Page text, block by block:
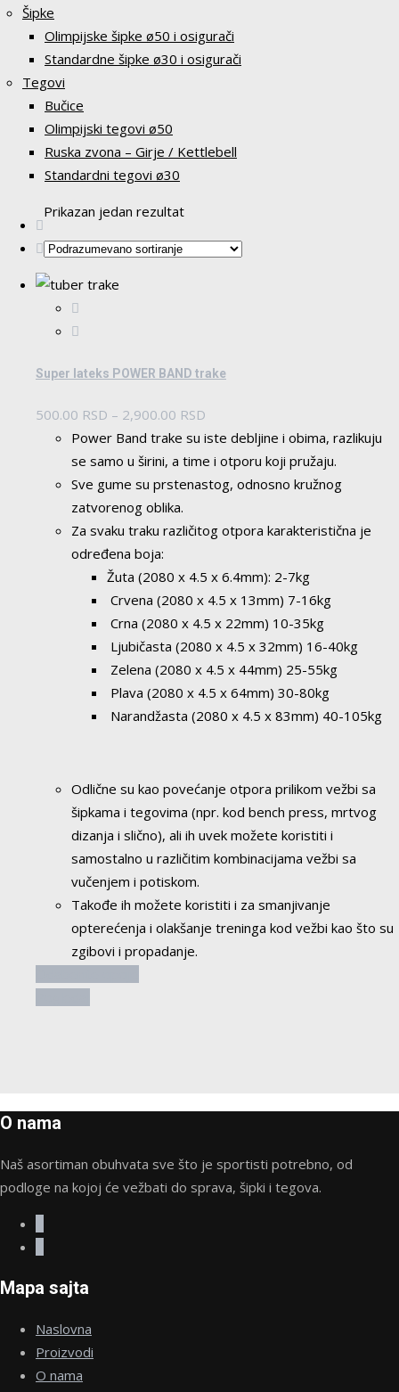
Šipke
Olimpijske šipke ø50 i osigurači
Standardne šipke ø30 i osigurači
Tegovi
Bučice
Olimpijski tegovi ø50
Ruska zvona – Girje / Kettlebell
Standardni tegovi ø30
Prikazan jedan rezultat
Super lateks POWER BAND trake
500.00 RSD – 2,900.00 RSD
cena:
od
500.00 RSD
2,900.00 RSD
Power Band trake su iste debljine i obima, razlikuju
se samo u širini, a time i otporu koji pružaju.
Sve gume su prstenastog, odnosno kružnog
zatvorenog oblika.
Za svaku traku različitog otpora karakteristična je
određena boja:
Žuta (2080 x 4.5 x 6.4mm): 2-7kg
Crvena (2080 x 4.5 x 13mm) 7-16kg
Crna (2080 x 4.5 x 22mm) 10-35kg
Ljubičasta (2080 x 4.5 x 32mm) 16-40kg
Zelena (2080 x 4.5 x 44mm) 25-55kg
Plava (2080 x 4.5 x 64mm) 30-80kg
Narandžasta (2080 x 4.5 x 83mm) 40-105kg
Odlične su kao povećanje otpora prilikom vežbi sa
šipkama i tegovima (npr. kod bench press, mrtvog
dizanja i slično), ali ih uvek možete koristiti i
samostalno u različitim kombinacijama vežbi sa
vučenjem i potiskom.
Takođe ih možete koristiti i za smanjivanje
opterećenja i olakšanje treninga kod vežbi kao što su
zgibovi i propadanje.
mogu
izabrane
na
O nama
Naš asortiman obuhvata sve što je sportisti potrebno, od
podloge na kojoj će vežbati do sprava, šipki i tegova.
Mapa sajta
Naslovna
Proizvodi
O nama